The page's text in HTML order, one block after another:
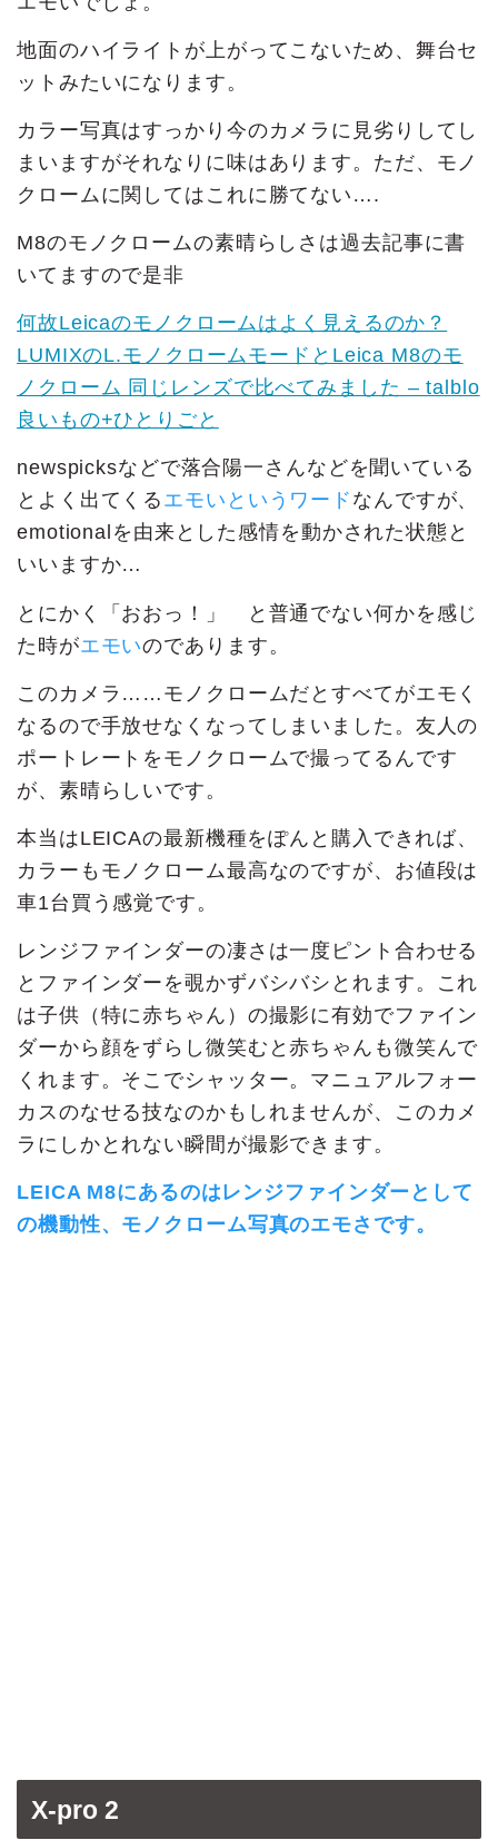
地面のハイライトが上がってこないため、舞台セ
ットみたいになります。
カラー写真はすっかり今のカメラに見劣りしてし
まいますがそれなりに味はあります。ただ、モノ
クロームに関してはこれに勝てない….
M8のモノクロームの素晴らしさは過去記事に書
いてますので是非
何故Leicaのモノクロームはよく見えるのか？
LUMIXのL.モノクロームモードとLeica M8のモ
ノクローム 同じレンズで比べてみました – talblo
良いもの+ひとりごと
newspicksなどで落合陽一さんなどを聞いている
とよく出てくる エモいというワード なんですが、
emotionalを由来とした感情を動かされた状態と
いいますか…
とにかく「おおっ！」 と普通でない何かを感じ
た時がエモいのであります。
このカメラ……モノクロームだとすべてがエモく
なるので手放せなくなってしまいました。友人の
ポートレートをモノクロームで撮ってるんです
が、素晴らしいです。
本当はLEICAの最新機種をぽんと購入できれば、
カラーもモノクローム最高なのですが、お値段は
車1台買う感覚です。
レンジファインダーの凄さは一度ピント合わせる
とファインダーを覗かずバシバシとれます。これ
は子供（特に赤ちゃん）の撮影に有効でファイン
ダーから顔をずらし微笑むと赤ちゃんも微笑んで
くれます。そこでシャッター。マニュアルフォー
カスのなせる技なのかもしれませんが、このカメ
ラにしかとれない瞬間が撮影できます。
LEICA M8にあるのはレンジファインダーとして
の機動性、モノクローム写真のエモさです。
X-pro 2